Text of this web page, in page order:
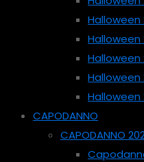
Halloween
Halloween
Halloween
Halloween
Halloween
CAPODANNO
CAPODANNO